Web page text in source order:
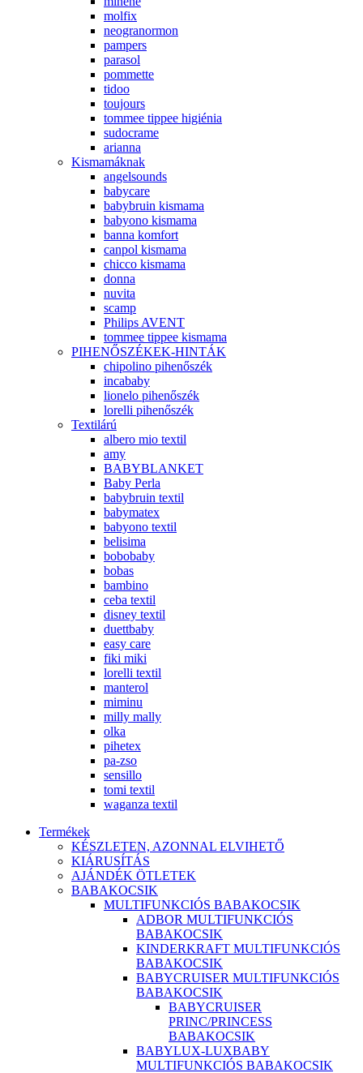
molfix
neogranormon
pampers
parasol
pommette
tidoo
toujours
tommee tippee higiénia
sudocrame
arianna
Kismamáknak
angelsounds
babycare
babybruin kismama
babyono kismama
banna komfort
canpol kismama
chicco kismama
donna
nuvita
scamp
Philips AVENT
tommee tippee kismama
PIHENŐSZÉKEK-HINTÁK
chipolino pihenőszék
incababy
lionelo pihenőszék
lorelli pihenőszék
Textilárú
albero mio textil
amy
BABYBLANKET
Baby Perla
babybruin textil
babymatex
babyono textil
belisima
bobobaby
bobas
bambino
ceba textil
disney textil
duettbaby
easy care
fiki miki
lorelli textil
manterol
miminu
milly mally
olka
pihetex
pa-zso
sensillo
tomi textil
waganza textil
Termékek
KÉSZLETEN, AZONNAL ELVIHETŐ
KIÁRUSÍTÁS
AJÁNDÉK ÖTLETEK
BABAKOCSIK
MULTIFUNKCIÓS BABAKOCSIK
ADBOR MULTIFUNKCIÓS
BABAKOCSIK
KINDERKRAFT MULTIFUNKCIÓS
BABAKOCSIK
BABYCRUISER MULTIFUNKCIÓS
BABAKOCSIK
BABYCRUISER
PRINC/PRINCESS
BABAKOCSIK
BABYLUX-LUXBABY
MULTIFUNKCIÓS BABAKOCSIK